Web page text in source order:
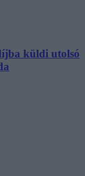
küldi utolsó